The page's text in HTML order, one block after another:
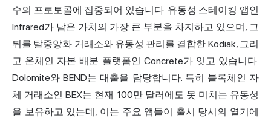
수의 프로토콜에 집중되어 있습니다. 유동성 스테이킹 앱인
Infrared가 남은 가치의 가장 큰 부분을 차지하고 있으며, 그
뒤를 탈중앙화 거래소와 유동성 관리를 결합한 Kodiak, 그리
고 온체인 자본 배분 플랫폼인 Concrete가 잇고 있습니다.
Dolomite와 BEND는 대출을 담당합니다. 특히 블록체인 자
체 거래소인 BEX는 현재 100만 달러에도 못 미치는 유동성
을 보유하고 있는데, 이는 주요 앱들이 출시 당시의 열기에